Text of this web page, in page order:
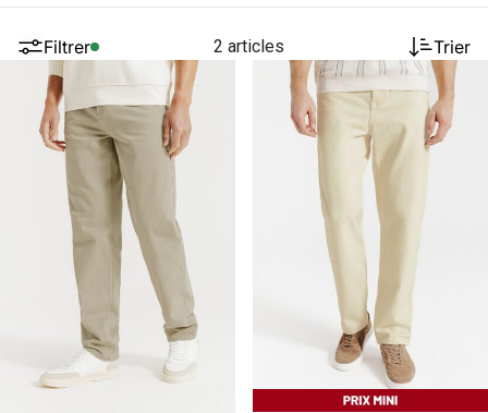
Filtrer 2 articles Trier